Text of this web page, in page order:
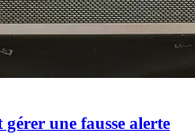
une fausse alerte